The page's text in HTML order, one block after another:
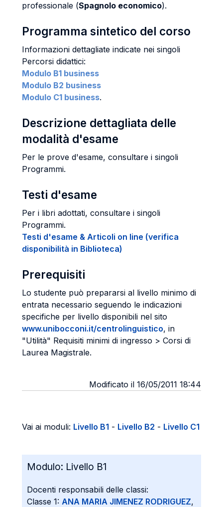
professionale (Spagnolo economico).
Programma sintetico del corso
Informazioni dettagliate indicate nei singoli
Percorsi didattici:
Modulo B1 business
Modulo B2 business
Modulo C1 business.
Descrizione dettagliata delle
modalità d'esame
Per le prove d'esame, consultare i singoli
Programmi.
Testi d'esame
Per i libri adottati, consultare i singoli
Programmi.
Testi d'esame & Articoli on line (verifica
disponibilità in Biblioteca)
Prerequisiti
Lo studente può prepararsi al livello minimo di
entrata necessario seguendo le indicazioni
specifiche per livello disponibili nel sito
www.unibocconi.it/centrolinguistico, in
"Utilità" Requisiti minimi di ingresso > Corsi di
Laurea Magistrale.
Modificato il 16/05/2011 18:44
Vai ai moduli: Livello B1 - Livello B2 - Livello C1
Modulo: Livello B1
Docenti responsabili delle classi:
Classe 1: ANA MARIA JIMENEZ RODRIGUEZ,